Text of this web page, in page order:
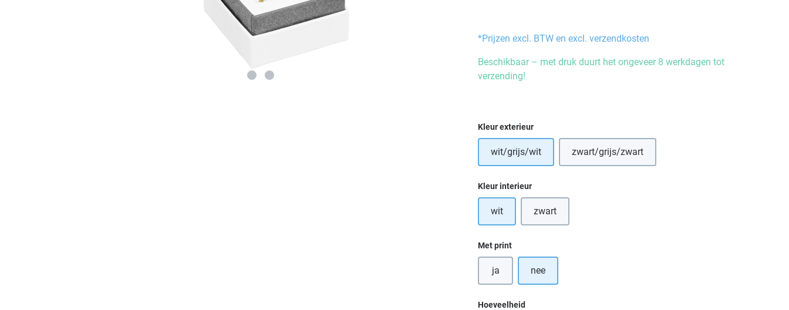
*Prijzen excl. BTW en excl. verzendkosten
Beschikbaar – met druk duurt het ongeveer 8 werkdagen tot
verzending!
Selecteer
Kleur exterieur
wit/grijs/wit zwart/grijs/zwart(Deze optie is momenteel niet beschikbaar.)
Selecteer
Kleur interieur
wit zwart(Deze optie is momenteel niet beschikbaar.)
Selecteer
Met print
ja nee
Hoeveelheid